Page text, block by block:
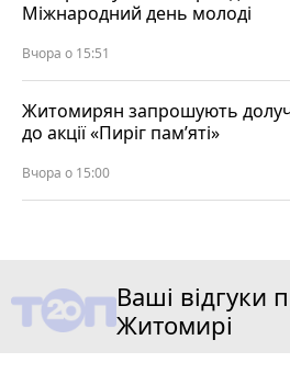
Міжнародний день молоді
Вчора о 15:51
Житомирян запрошують
до акції «Пиріг пам’яті»
Вчора о 15:00
Ваші відгуки
Житомирі